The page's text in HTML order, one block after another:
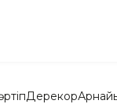
Дерекқор